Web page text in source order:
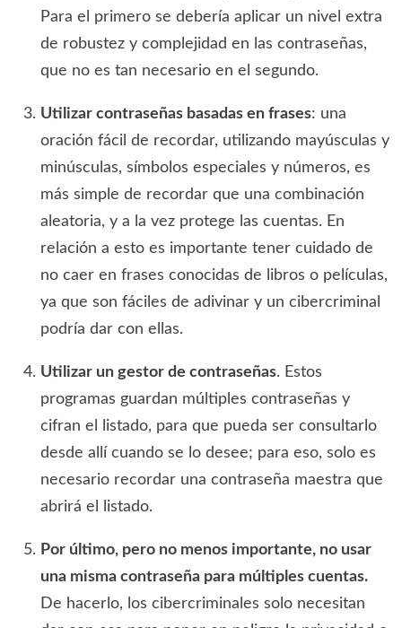
Para el primero se debería aplicar un nivel extra
de robustez y complejidad en las contraseñas,
que no es tan necesario en el segundo.
Utilizar contraseñas basadas en frases: una
oración fácil de recordar, utilizando mayúsculas y
minúsculas, símbolos especiales y números, es
más simple de recordar que una combinación
aleatoria, y a la vez protege las cuentas. En
relación a esto es importante tener cuidado de
no caer en frases conocidas de libros o películas,
ya que son fáciles de adivinar y un cibercriminal
podría dar con ellas.
Utilizar un gestor de contraseñas. Estos
programas guardan múltiples contraseñas y
cifran el listado, para que pueda ser consultarlo
desde allí cuando se lo desee; para eso, solo es
necesario recordar una contraseña maestra que
abrirá el listado.
Por último, pero no menos importante, no usar
una misma contraseña para múltiples cuentas.
De hacerlo, los cibercriminales solo necesitan